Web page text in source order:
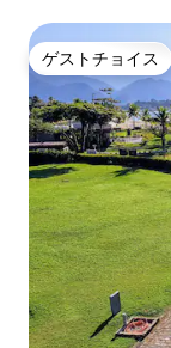
ゲストチョイス
ゲストチョイス